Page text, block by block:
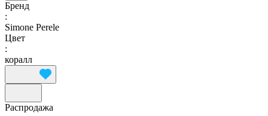
Бренд
:
Simone Perele
Цвет
:
коралл
Распродажа